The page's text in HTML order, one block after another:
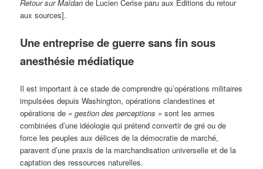
Retour sur Maïdan de Lucien Cerise paru aux Éditions du retour
aux sources].
Une entreprise de guerre sans fin sous
anesthésie médiatique
Il est important à ce stade de comprendre qu’opérations militaires
impulsées depuis Washington, opérations clandestines et
opérations de « gestion des perceptions » sont les armes
combinées d’une idéologie qui prétend convertir de gré ou de
force les peuples aux délices de la démocratie de marché,
paravent d’une praxis de la marchandisation universelle et de la
captation des ressources naturelles.